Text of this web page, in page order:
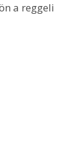
a reggeli